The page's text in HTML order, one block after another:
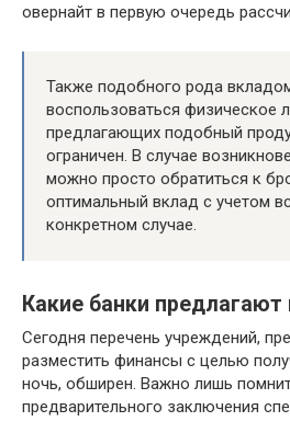
овернайт в первую очередь
Также подобного рода
воспользоваться физическое
предлагающих подобный
ограничен. В случае
можно просто обратиться к
оптимальный вклад с учетом
конкретном случае.
Какие банки
Сегодня перечень учреждений,
разместить финансы с целью
ночь, обширен. Важно лишь
предварительного заключения